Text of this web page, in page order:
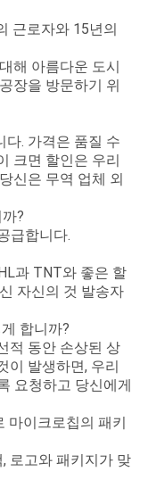
근로자와 15년의
해 아름다운 도시
장을 방문하기 위
다. 가격은 품질 수
크면 할인은 우리
신은 무역 업체 외
?
급합니다.
과 TNT와 좋은 할
자신의 것 발송자
합니까?
적 동안 손상된 상
이 발생하면, 우리
요청하고 당신에게
마이크로칩의 패키
로고와 패키지가 맞